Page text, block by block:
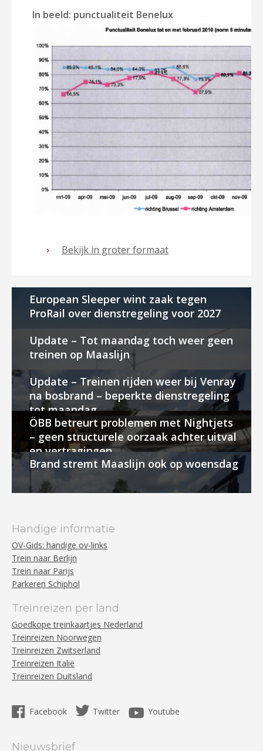
In beeld: punctualiteit Benelux
Bekijk in groter formaat
European Sleeper wint zaak tegen
ProRail over dienstregeling voor 2027
Update – Tot maandag toch weer geen
treinen op Maaslijn
Update – Treinen rijden weer bij Venray
na bosbrand – beperkte dienstregeling
tot maandag
ÖBB betreurt problemen met Nightjets
– geen structurele oorzaak achter uitval
en vertragingen
Brand stremt Maaslijn ook op woensdag
Handige informatie
OV-Gids: handige ov-links
Trein naar Berlijn
Trein naar Parijs
Parkeren Schiphol
Treinreizen per land
Goedkope treinkaartjes Nederland
Treinreizen Noorwegen
Treinreizen Zwitserland
Treinreizen Italië
Treinreizen Duitsland
Facebook Twitter Youtube
Nieuwsbrief